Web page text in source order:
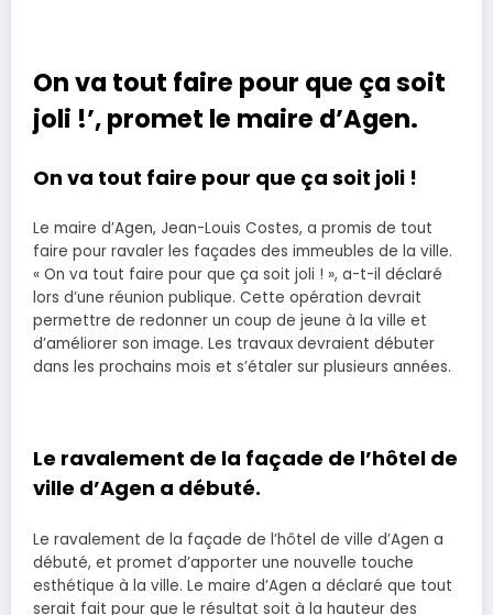
On va tout faire pour que ça soit
joli !’, promet le maire d’Agen.
On va tout faire pour que ça soit joli !
Le maire d’Agen, Jean-Louis Costes, a promis de tout
faire pour ravaler les façades des immeubles de la ville.
« On va tout faire pour que ça soit joli ! », a-t-il déclaré
lors d’une réunion publique. Cette opération devrait
permettre de redonner un coup de jeune à la ville et
d’améliorer son image. Les travaux devraient débuter
dans les prochains mois et s’étaler sur plusieurs années.
Le ravalement de la façade de l’hôtel de
ville d’Agen a débuté.
Le ravalement de la façade de l’hôtel de ville d’Agen a
débuté, et promet d’apporter une nouvelle touche
esthétique à la ville. Le maire d’Agen a déclaré que tout
serait fait pour que le résultat soit à la hauteur des